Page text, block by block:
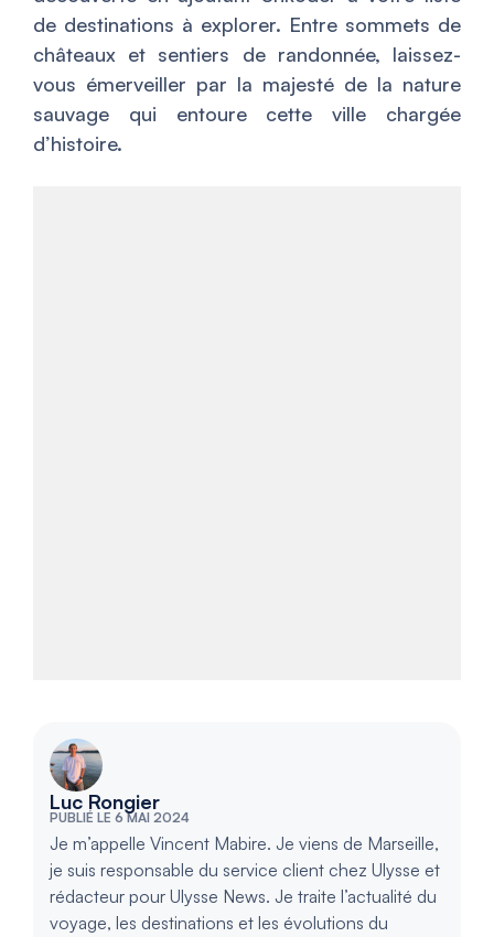
de destinations à explorer. Entre sommets de
châteaux et sentiers de randonnée, laissez-
vous émerveiller par la majesté de la nature
sauvage qui entoure cette ville chargée
d’histoire.
Luc Rongier
PUBLIÉ LE 6 MAI 2024
Je m’appelle Vincent Mabire. Je viens de Marseille,
je suis responsable du service client chez Ulysse et
rédacteur pour Ulysse News. Je traite l’actualité du
voyage, les destinations et les évolutions du